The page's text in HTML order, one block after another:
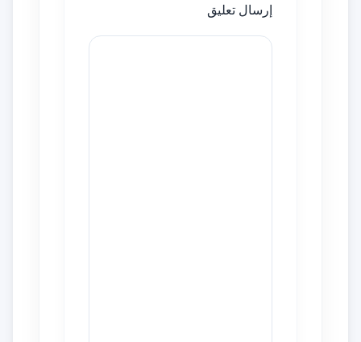
إرسال تعليق